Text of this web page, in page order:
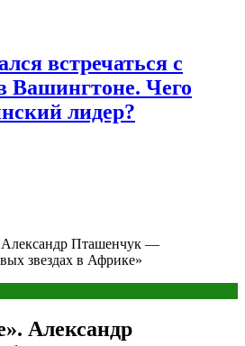
встречаться с
Вашингтоне. Чего
лидер?
Александр Пташенчук —
звездах в Африке»
Александр